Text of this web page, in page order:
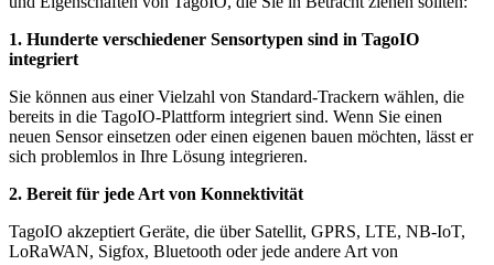
1. Hunderte verschiedener Sensortypen sind in TagoIO
integriert
Sie können aus einer Vielzahl von Standard-Trackern wählen, die
bereits in die TagoIO-Plattform integriert sind. Wenn Sie einen
neuen Sensor einsetzen oder einen eigenen bauen möchten, lässt er
sich problemlos in Ihre Lösung integrieren.
2. Bereit für jede Art von Konnektivität
TagoIO akzeptiert Geräte, die über Satellit, GPRS, LTE, NB-IoT,
LoRaWAN, Sigfox, Bluetooth oder jede andere Art von